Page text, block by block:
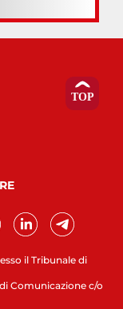
il Tribunale di
Comunicazione c/o